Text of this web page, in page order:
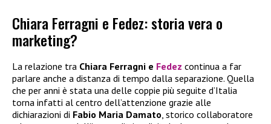
Chiara Ferragni e Fedez: storia vera o
marketing?
La relazione tra Chiara Ferragni e Fedez continua a far
parlare anche a distanza di tempo dalla separazione. Quella
che per anni è stata una delle coppie più seguite d’Italia
torna infatti al centro dell’attenzione grazie alle
dichiarazioni di Fabio Maria Damato, storico collaboratore